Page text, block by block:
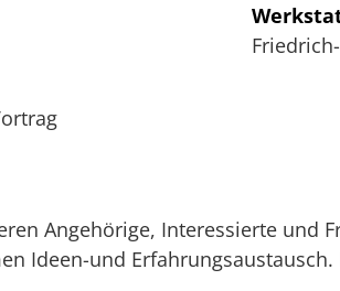
Angehörige, Interessierte und
Ideen-und